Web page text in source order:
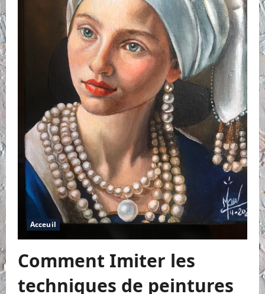
pour
une
toile
Acceuil
Comment Imiter les
techniques de peintures